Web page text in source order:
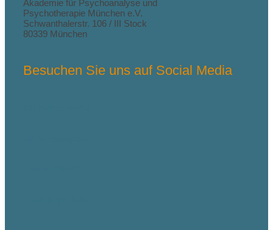
Akademie für Psychoanalyse und
Psychotherapie München e.V.
Schwanthalerstr. 106 / III Stock
80339 München
Besuchen Sie uns auf Social Media